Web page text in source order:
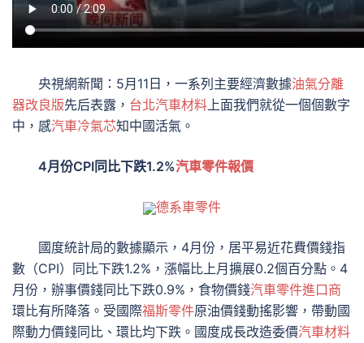
央視網新聞：5月11日，一系列主要經濟數據油氣分離
器改良版先后表露， 台北汽車材料上面我們就從一個個數字
中，感汽車冷氣芯知中國活氣。
4月份CPI同比下跌1.2%汽車零件報價
德系車零件
國度統計局的數據顯示，4月份，居平易近花費價錢指
數（CPI）同比下跌1.2%，漲幅比上月擴展0.2個百分點。4
月份，辦事價錢同比下跌0.9%，食物價錢汽車零件進口商
環比有所降落。受國際福斯零件原油價錢動搖影響，帶動國
際動力價錢同比、環比均下跌。國度成長改造委價汽車材料